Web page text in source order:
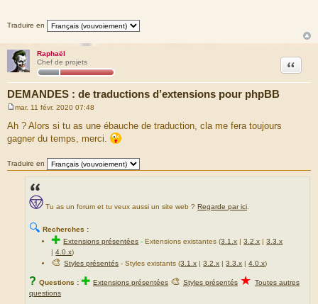
e
Traduire en
Raphaël
Chef de projets
DEMANDES : de traductions d’extensions pour phpBB
Citation
e
s
s
e
mar. 11 févr. 2020 07:48
Ah ? Alors si tu as une ébauche de traduction, cla me fera toujours
gagner du temps, merci.
Traduire en
Tu as un forum et tu veux aussi un site web ? Regarde par ici
🔍 Recherches :
✚Extensions présentées -Extensions existantes (3.1.x |3.2.x |3.3.x
|4.0.x)
🎨Styles présentés - Styles existants (3.1.x |3.2.x |3.3.x |4.0.x)
? Questions : ✚ Extensions présentées 🎨 Styles présentés ★ Toutes autres
questions